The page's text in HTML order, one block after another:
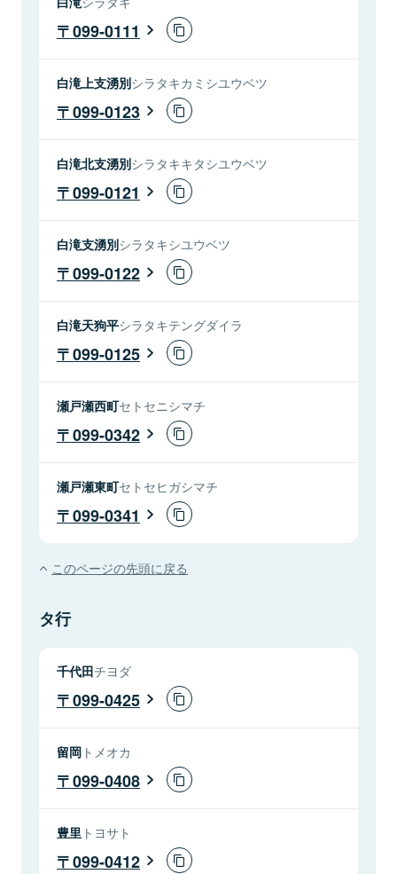
099-0111
白滝上支湧別シラタキカミシユウベツ
099-0123
白滝北支湧別シラタキキタシユウベツ
099-0121
白滝支湧別シラタキシユウベツ
099-0122
白滝天狗平シラタキテングダイラ
099-0125
瀬戸瀬西町セトセニシマチ
099-0342
瀬戸瀬東町セトセヒガシマチ
099-0341
このページの先頭に戻る
タ行
千代田チヨダ
099-0425
留岡 トメオカ
099-0408
豊里 トヨサト
099-0412